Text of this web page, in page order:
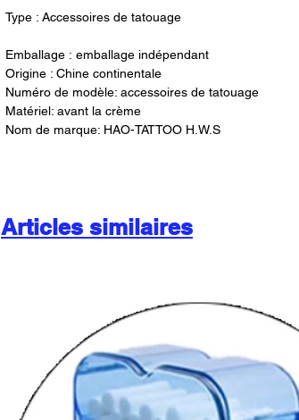
Type : Accessoires de tatouage
Emballage : emballage indépendant
Origine : Chine continentale
Numéro de modèle: accessoires de tatouage
Matériel: avant la crème
Nom de marque: HAO-TATTOO H.W.S
Articles similaires